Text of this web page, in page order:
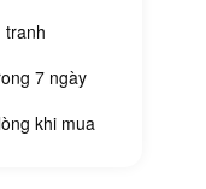
tranh
7 ngày
khi mua